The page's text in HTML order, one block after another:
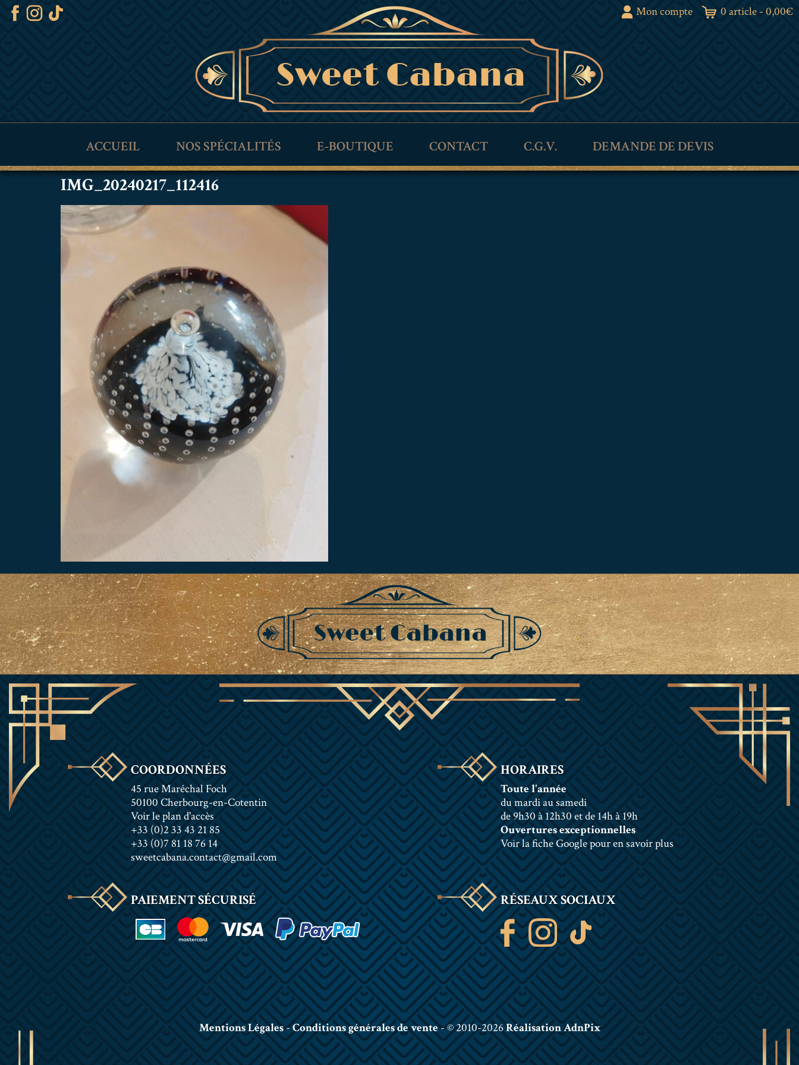
Mon compte 0 article - 0,00€
ACCUEIL NOS SPÉCIALITÉS E-BOUTIQUE CONTACT C.G.V. DEMANDE DE DEVIS
IMG_20240217_112416
COORDONNÉES
45 rue Maréchal Foch
50100 Cherbourg-en-Cotentin
Voir le plan d'accès
+33 (0)2 33 43 21 85
+33 (0)7 81 18 76 14
sweetcabana.contact@gmail.com
HORAIRES
Toute l'année
du mardi au samedi
de 9h30 à 12h30 et de 14h à 19h
Ouvertures exceptionnelles
Voir la fiche Google pour en savoir plus
PAIEMENT SÉCURISÉ RÉSEAUX SOCIAUX
Mentions Légales-Conditions générales de vente- © 2010-2026Réalisation AdnPix